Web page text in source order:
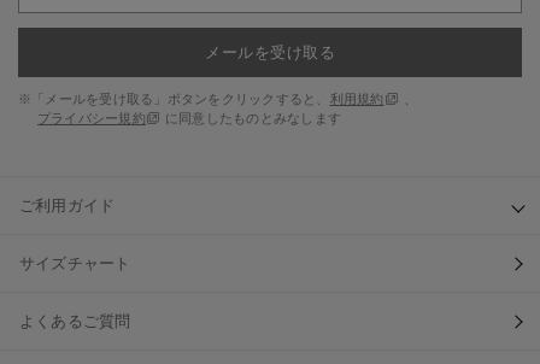
メールを受け取る
※「メールを受け取る」ボタンをクリックすると、 利用規約
プライバシー規約
に同意したものとみなします
ご利用ガイド
サイズチャート
よくあるご質問